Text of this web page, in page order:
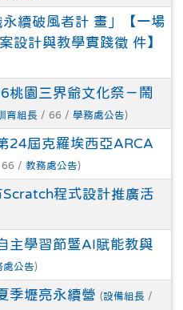
永續破風者計 畫」【一場
計與教學實踐徵 件】
桃園三界爺文化祭－鬧
育組長 / 66 / 學務處公告)
24屆克羅埃西亞ARCA
/ 教務處公告)
Scratch程式設計推廣活
主學習節暨AI賦能教與
處公告)
季壢亮永續營 (設備組長 /